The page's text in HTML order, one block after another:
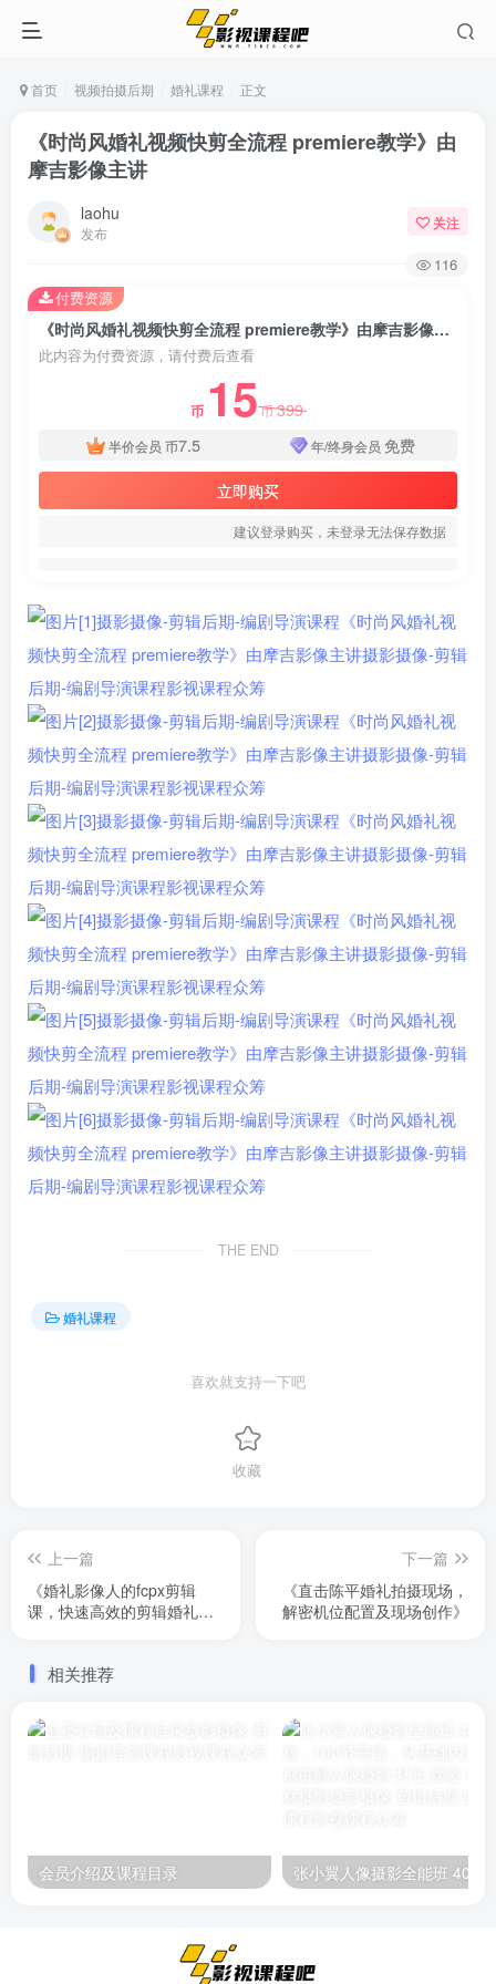
首页 视频拍摄后期 婚礼课程 正文
《时尚风婚礼视频快剪全流程 premiere教学》由
摩吉影像主讲
laohu
发布
关注
116
《时尚风婚礼视频快剪全流程 premiere教学》由摩吉影像主讲
此内容为付费资源，请付费后查看
币 15币399
半价会员 币7.5 年/终身会员 免费
立即购买
建议登录购买，未登录无法保存数据
付费资源
THE END
婚礼课程
喜欢就支持一下吧
收藏
上一篇
《婚礼影像人的fcpx剪辑
课，快速高效的剪辑婚礼视
下一篇
《直击陈平婚礼拍摄现场，
解密机位配置及现场创作》
相关推荐
会员介绍及课程目录